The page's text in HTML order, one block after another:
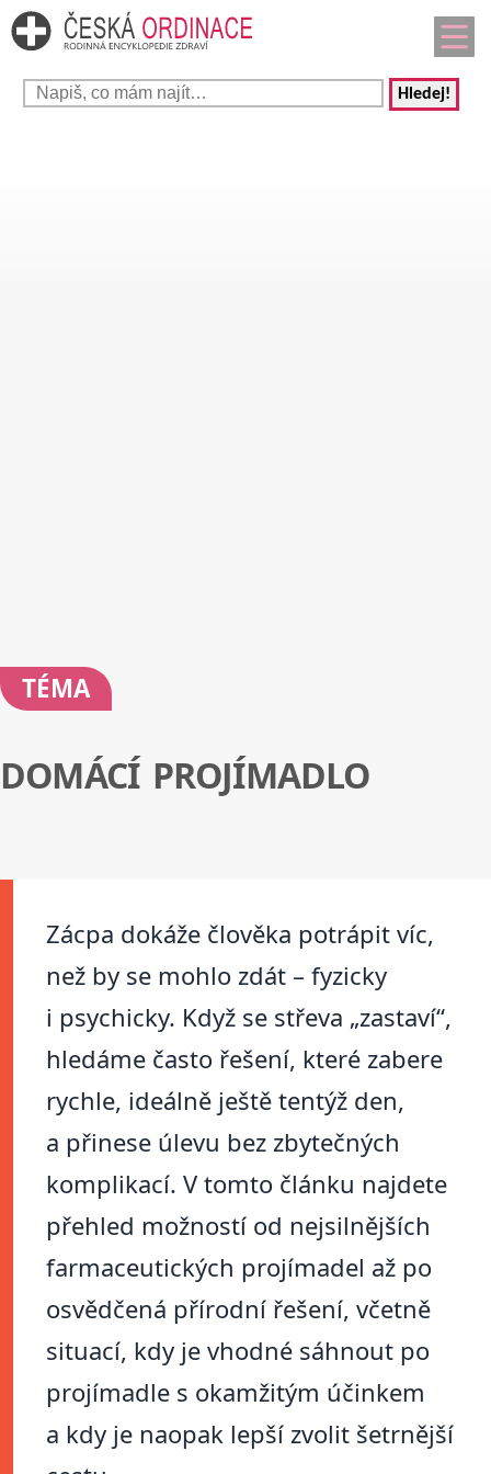
Hledej!
TÉMA
DOMÁCÍ PROJÍMADLO
Zácpa dokáže člověka potrápit víc,
než by se mohlo zdát – fyzicky
i psychicky. Když se střeva „zastaví“,
hledáme často řešení, které zabere
rychle, ideálně ještě tentýž den,
a přinese úlevu bez zbytečných
komplikací. V tomto článku najdete
přehled možností od nejsilnějších
farmaceutických projímadel až po
osvědčená přírodní řešení, včetně
situací, kdy je vhodné sáhnout po
projímadle s okamžitým účinkem
a kdy je naopak lepší zvolit šetrnější